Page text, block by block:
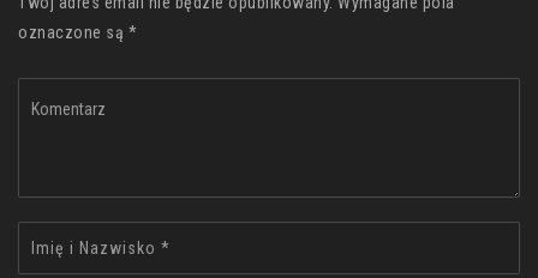
oznaczone są *